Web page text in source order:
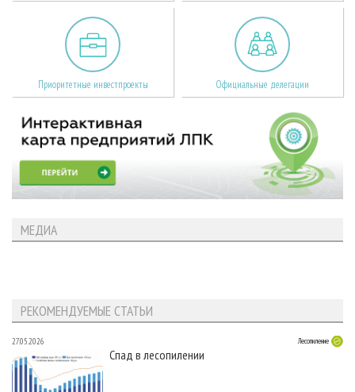
Приоритетные инвестпроекты Официальные делегации
МЕДИА
РЕКОМЕНДУЕМЫЕ СТАТЬИ
27.05.2026 Лесопиление
Спад в лесопилении